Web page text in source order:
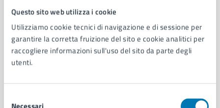
Questo sito web utilizza i cookie
Utilizziamo cookie tecnici di navigazione e di sessione per
garantire la corretta fruizione del sito e cookie analitici per
raccogliere informazioni sull'uso del sito da parte degli
utenti.
Comune di Napoli
AMMINISTRAZIONE
Municipalità